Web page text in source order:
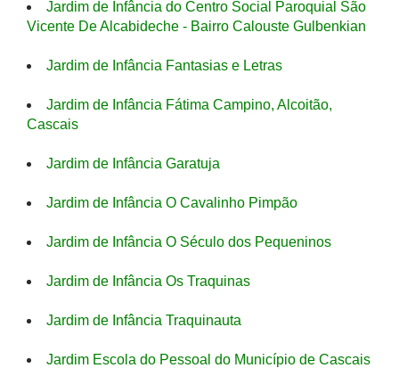
Jardim de Infância do Centro Social Paroquial São
Vicente De Alcabideche - Bairro Calouste Gulbenkian
Jardim de Infância Fantasias e Letras
Jardim de Infância Fátima Campino, Alcoitão,
Cascais
Jardim de Infância Garatuja
Jardim de Infância O Cavalinho Pimpão
Jardim de Infância O Século dos Pequeninos
Jardim de Infância Os Traquinas
Jardim de Infância Traquinauta
Jardim Escola do Pessoal do Município de Cascais